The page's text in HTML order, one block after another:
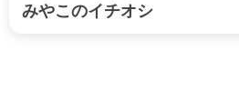
みやこのイチオシ